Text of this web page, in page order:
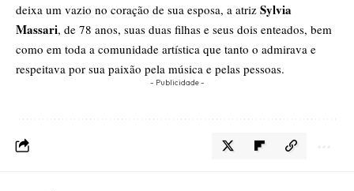
deixa um vazio no coração de sua esposa, a atriz Sylvia
Massari, de 78 anos, suas duas filhas e seus dois enteados, bem
como em toda a comunidade artística que tanto o admirava e
respeitava por sua paixão pela música e pelas pessoas.
- Publicidade -